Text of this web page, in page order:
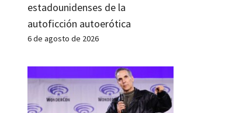
estadounidenses de la
autoficción autoerótica
6 de agosto de 2026